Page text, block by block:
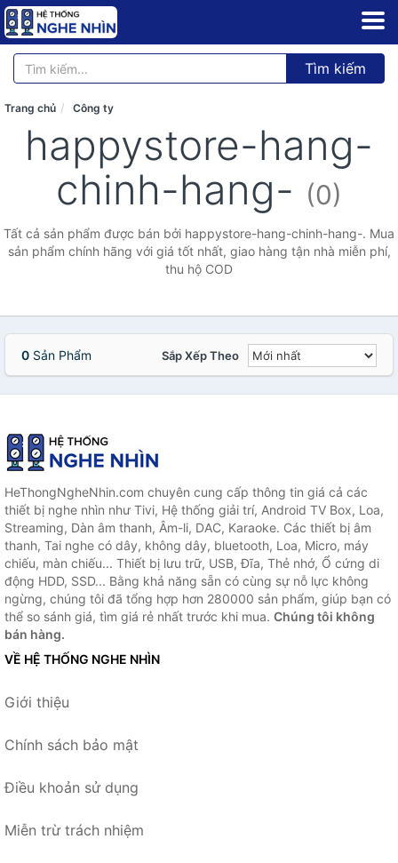
Tìm kiếm
Trang chủ Công ty
happystore-hang-
chinh-hang- (0)
Tất cả sản phẩm được bán bởi happystore-hang-chinh-hang-. Mua
sản phẩm chính hãng với giá tốt nhất, giao hàng tận nhà miễn phí,
thu hộ COD
0 Sản Phẩm Sắp Xếp Theo
HeThongNgheNhin.com chuyên cung cấp thông tin giá cả các
thiết bị nghe nhìn như Tivi, Hệ thống giải trí, Android TV Box, Loa,
Streaming, Dàn âm thanh, Âm-li, DAC, Karaoke. Các thiết bị âm
thanh, Tai nghe có dây, không dây, bluetooth, Loa, Micro, máy
chiếu, màn chiếu... Thiết bị lưu trữ, USB, Đĩa, Thẻ nhớ, Ổ cứng di
động HDD, SSD... Bằng khả năng sẵn có cùng sự nỗ lực không
ngừng, chúng tôi đã tổng hợp hơn 280000 sản phẩm, giúp bạn có
thể so sánh giá, tìm giá rẻ nhất trước khi mua. Chúng tôi không
bán hàng.
VỀ HỆ THỐNG NGHE NHÌN
Giới thiệu
Chính sách bảo mật
Điều khoản sử dụng
Miễn trừ trách nhiệm